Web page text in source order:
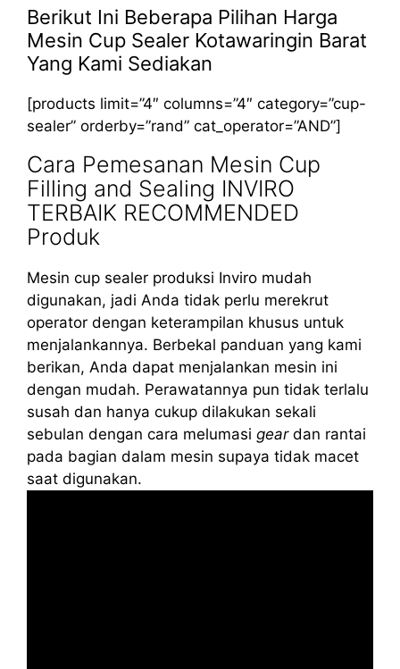
Berikut Ini Beberapa Pilihan Harga
Mesin Cup Sealer Kotawaringin Barat
Yang Kami Sediakan
[products limit=”4″ columns=”4″ category=”cup-
sealer” orderby=”rand” cat_operator=”AND”]
Cara Pemesanan Mesin Cup
Filling and Sealing INVIRO
TERBAIK RECOMMENDED
Produk
Mesin cup sealer produksi Inviro mudah
digunakan, jadi Anda tidak perlu merekrut
operator dengan keterampilan khusus untuk
menjalankannya. Berbekal panduan yang kami
berikan, Anda dapat menjalankan mesin ini
dengan mudah. Perawatannya pun tidak terlalu
susah dan hanya cukup dilakukan sekali
sebulan dengan cara melumasi geardan rantai
pada bagian dalam mesin supaya tidak macet
saat digunakan.